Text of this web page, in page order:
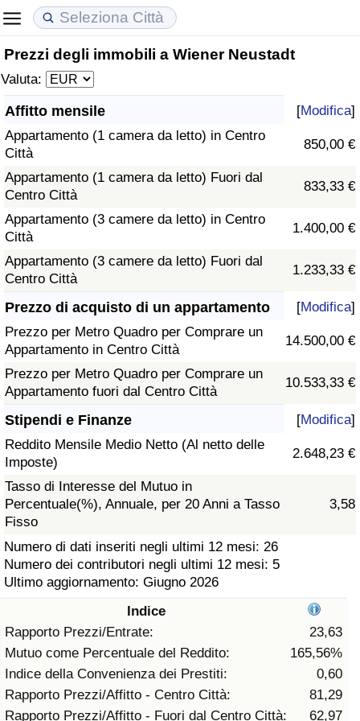
Prezzi degli immobili a Wiener Neustadt
Valuta:
Affitto mensile [Modifica]
Appartamento (1 camera da letto) in Centro
Città
850,00 €
Appartamento (1 camera da letto) Fuori dal
Centro Città
833,33 €
Appartamento (3 camere da letto) in Centro
Città
1.400,00 €
Appartamento (3 camere da letto) Fuori dal
Centro Città
1.233,33 €
Prezzo di acquisto di un appartamento [Modifica]
Prezzo per Metro Quadro per Comprare un
Appartamento in Centro Città
14.500,00 €
Prezzo per Metro Quadro per Comprare un
Appartamento fuori dal Centro Città
10.533,33 €
Stipendi e Finanze [Modifica]
Reddito Mensile Medio Netto (Al netto delle
Imposte)
2.648,23 €
Tasso di Interesse del Mutuo in
Percentuale(%), Annuale, per 20 Anni a Tasso
Fisso
3,58
Numero di dati inseriti negli ultimi 12 mesi: 26
Numero dei contributori negli ultimi 12 mesi: 5
Ultimo aggiornamento: Giugno 2026
Indice
Rapporto Prezzi/Entrate:
23,63
Mutuo come Percentuale del Reddito:
165,56%
Indice della Convenienza dei Prestiti:
0,60
Rapporto Prezzi/Affitto - Centro Città:
81,29
Rapporto Prezzi/Affitto - Fuori dal Centro Città:
62,97
Costo della vita
Indice Del Costo Della Vita (corrente)
Indice Del Costo Della Vita
Indice del Costo della Vita per Nazione
ad Aqaba
Prezzi degli immobili
Indice del Prezzo delle Case (Corrente)
Indice del Prezzo delle Case
Indice del Prezzo delle Case per Nazione
Qualità della Vita
Indice della Qualità della Vita
Indice della Qualità della Vita (Corrente)
Indice della qualità della vita per Paese
Criminalità
Indice del Tasso di Criminalità (Corrente)
Indice della Criminalità
Indice di criminalità per paese
Assistenza Sanitaria
Indice dell’Assistenza Sanitaria (Corrente)
Indice dell’Assistenza Sanitaria
Indice dell’Assistenza Sanitaria per
Nazione
Inquinamento
Indice dell’Inquinamento (Corrente)
Indice di inquinamento
Indice dell’Inquinamento per Nazione